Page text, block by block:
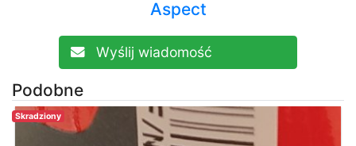
Aspect
Wyślij wiadomość
Podobne
Skradziony